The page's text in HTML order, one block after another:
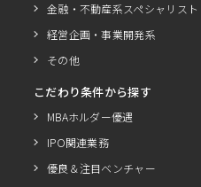
金融・不動産系スペシャリスト
経営企画・事業開発系
その他
こだわり条件から探す
MBAホルダー優遇
IPO関連業務
優良＆注目ベンチャー